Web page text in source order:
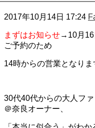
2017年10月14日 17:24
まずはお知らせ→10月16
ご予約のため
14時からの営業となり
30代40代からの大人フ
＠奈良オーナー、